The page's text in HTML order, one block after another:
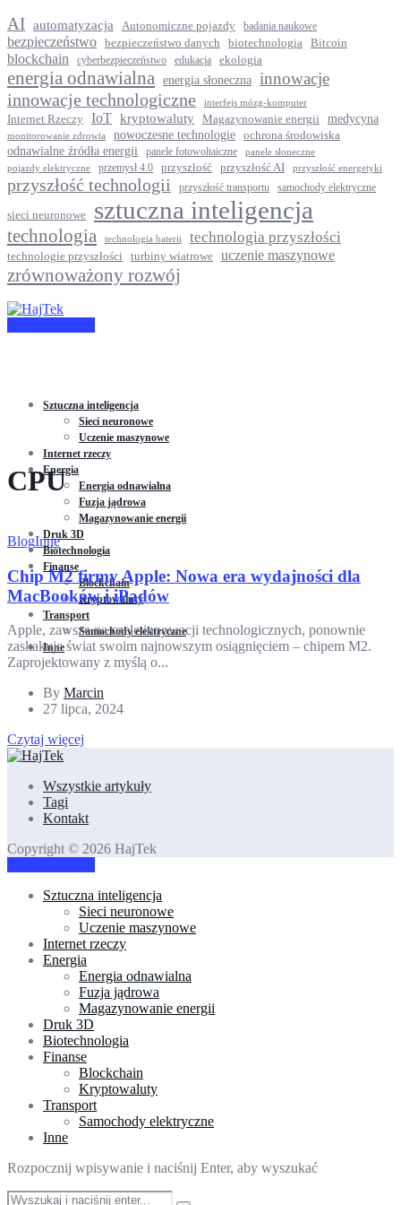
AI automatyzacja Autonomiczne pojazdy badania naukowe
bezpieczeństwo bezpieczeństwo danych biotechnologia Bitcoin
blockchain cyberbezpieczeństwo edukacja ekologia
energia odnawialna energia słoneczna innowacje
innowacje technologiczne interfejs mózg-komputer
Internet Rzeczy IoT kryptowaluty Magazynowanie energii medycyna
monitorowanie zdrowia nowoczesne technologie ochrona środowiska
odnawialne źródła energii panele fotowoltaiczne
panele słoneczne
pojazdy elektryczne
przemysł 4.0 przyszłość przyszłość AI przyszłość energetyki
przyszłość technologii przyszłość transportu samochody elektryczne
sieci neuronowe sztuczna inteligencja
technologia technologia baterii technologia przyszłości
technologie przyszłości turbiny wiatrowe uczenie maszynowe
zrównoważony rozwój
Sztuczna inteligencja
Sieci neuronowe
Uczenie maszynowe
Internet rzeczy
Energia
Energia odnawialna
Fuzja jądrowa
Magazynowanie energii
Druk 3D
Biotechnologia
Finanse
Blockchain
Kryptowaluty
Transport
Samochody elektryczne
Inne
CPU
BlogInne
Chip M2 firmy Apple: Nowa era wydajności dla
MacBooków i iPadów
Apple, zawsze na czele innowacji technologicznych, ponownie
zaskakuje świat swoim najnowszym osiągnięciem – chipem M2.
Zaprojektowany z myślą o...
By Marcin
27 lipca, 2024
Czytaj więcej
Wszystkie artykuły
Tagi
Kontakt
Copyright © 2026 HajTek
Sztuczna inteligencja
Sieci neuronowe
Uczenie maszynowe
Internet rzeczy
Energia
Energia odnawialna
Fuzja jądrowa
Magazynowanie energii
Druk 3D
Biotechnologia
Finanse
Blockchain
Kryptowaluty
Transport
Samochody elektryczne
Inne
Rozpocznij wpisywanie i naciśnij Enter, aby wyszukać